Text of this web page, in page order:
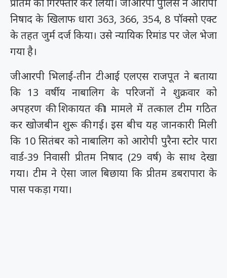
प्रीतम को गिरफ्तार कर लिया। जीआरपी पुलिस ने आरोपी
निषाद के खिलाफ धारा 363, 366, 354, 8 पॉक्सो एक्ट
के तहत जुर्म दर्ज किया। उसे न्यायिक रिमांड पर जेल भेजा
गया है।
जीआरपी भिलाई-तीन टीआई एलएस राजपूत ने बताया
कि 13 वर्षीय नाबालिग के परिजनों ने शुक्रवार को
अपहरण की शिकायत की। मामले में तत्काल टीम गठित
कर खोजबीन शुरू की गई। इस बीच यह जानकारी मिली
कि 10 सितंबर को नाबालिग को आरोपी पुरैना स्टोर पारा
वार्ड-39 निवासी प्रीतम निषाद (29 वर्ष) के साथ देखा
गया। टीम ने ऐसा जाल बिछाया कि प्रीतम डबरापारा के
पास पकड़ा गया।